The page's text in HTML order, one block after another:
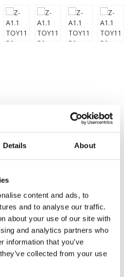
Details About
content and ads, to
and to analyse our traffic.
about your use of our site with
and analytics partners who
information that you’ve
collected from your use
- Rijdende octopus 20 cm